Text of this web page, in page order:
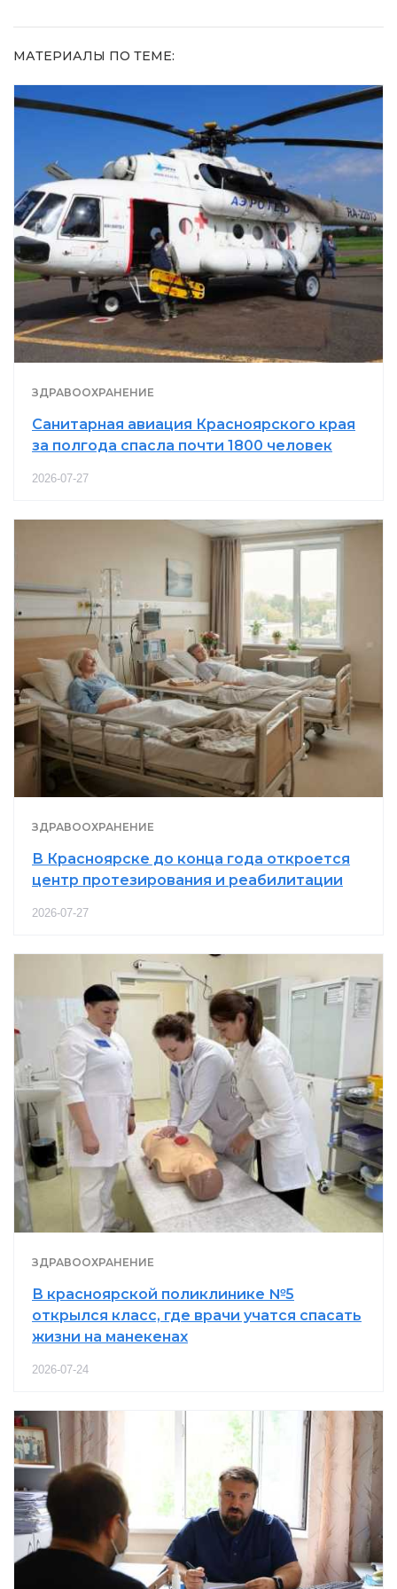
МАТЕРИАЛЫ ПО ТЕМЕ:
ЗДРАВООХРАНЕНИЕ
Санитарная авиация Красноярского края
за полгода спасла почти 1800 человек
2026-07-27
ЗДРАВООХРАНЕНИЕ
В Красноярске до конца года откроется
центр протезирования и реабилитации
2026-07-27
ЗДРАВООХРАНЕНИЕ
В красноярской поликлинике №5
открылся класс, где врачи учатся спасать
жизни на манекенах
2026-07-24